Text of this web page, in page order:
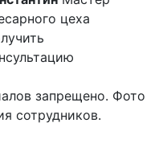
цеха
запрещено. Фото
сотрудников.